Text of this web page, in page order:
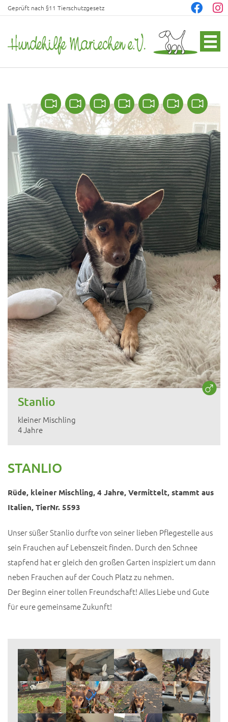
Geprüft nach §11 Tierschutzgesetz
Stanlio
kleiner Mischling
4 Jahre
STANLIO
Rüde, kleiner Mischling, 4 Jahre, Vermittelt, stammt aus
Italien, TierNr. 5593
Unser süßer Stanlio durfte von seiner lieben Pflegestelle aus
sein Frauchen auf Lebenszeit finden. Durch den Schnee
stapfend hat er gleich den großen Garten inspiziert um dann
neben Frauchen auf der Couch Platz zu nehmen.
Der Beginn einer tollen Freundschaft! Alles Liebe und Gute
für eure gemeinsame Zukunft!